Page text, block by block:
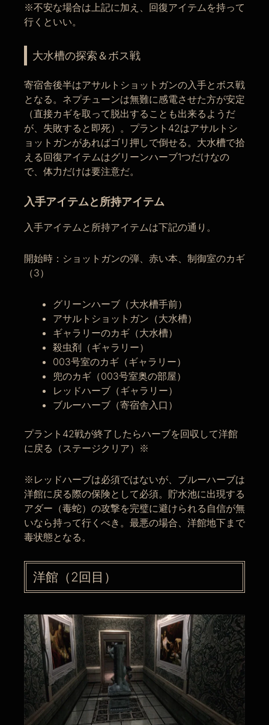
※不安な場合は上記に加え、回復アイテムを持って
行くといい。
大水槽の探索＆ボス戦
寄宿舎後半はアサルトショットガンの入手とボス戦
となる。ネプチューンは無難に感電させた方が安定
（直接カギを取って脱出することも出来るようだ
が、失敗すると即死）。プラント42はアサルトシ
ョットガンがあればゴリ押しで倒せる。大水槽で拾
える回復アイテムはグリーンハーブ1つだけなの
で、体力だけは要注意だ。
入手アイテムと所持アイテム
入手アイテムと所持アイテムは下記の通り。
開始時：ショットガンの弾、赤い本、制御室のカギ
（3）
グリーンハーブ（大水槽手前）
アサルトショットガン（大水槽）
ギャラリーのカギ（大水槽）
殺虫剤（ギャラリー）
003号室のカギ（ギャラリー）
兜のカギ（003号室奥の部屋）
レッドハーブ（ギャラリー）
ブルーハーブ（寄宿舎入口）
プラント42戦が終了したらハーブを回収して洋館
に戻る（ステージクリア）※
※レッドハーブは必須ではないが、ブルーハーブは
洋館に戻る際の保険として必須。貯水池に出現する
アダー（毒蛇）の攻撃を完璧に避けられる自信が無
いなら持って行くべき。最悪の場合、洋館地下まで
毒状態となる。
洋館（2回目）